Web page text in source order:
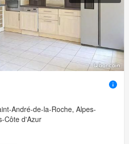
André-de-la-Roche, Alpes-
Côte d'Azur